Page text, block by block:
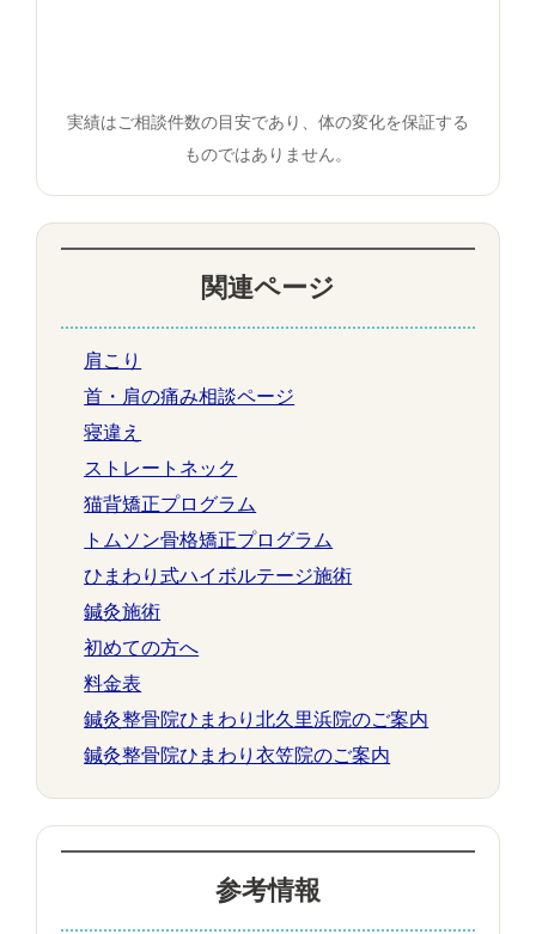
実績はご相談件数の目安であり、体の変化を保証する
ものではありません。
関連ページ
肩こり
首・肩の痛み相談ページ
寝違え
ストレートネック
猫背矯正プログラム
トムソン骨格矯正プログラム
ひまわり式ハイボルテージ施術
鍼灸施術
初めての方へ
料金表
鍼灸整骨院ひまわり北久里浜院のご案内
鍼灸整骨院ひまわり衣笠院のご案内
参考情報